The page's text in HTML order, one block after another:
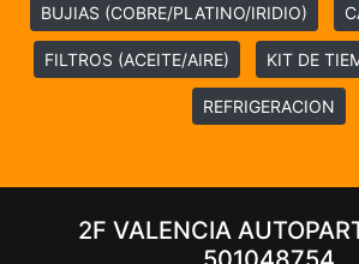
BUJIAS (COBRE/PLATINO/IRIDIO)
FILTROS (ACEITE/AIRE) KIT DE
REFRIGERACION
2F VALENCIA